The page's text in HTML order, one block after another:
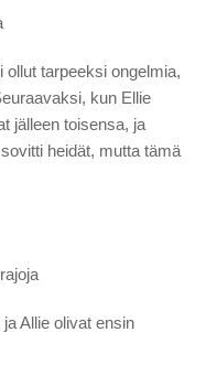
ollut tarpeeksi ongelmia,
kun Ellie
jälleen toisensa, ja
heidät, mutta tämä
Allie olivat ensin